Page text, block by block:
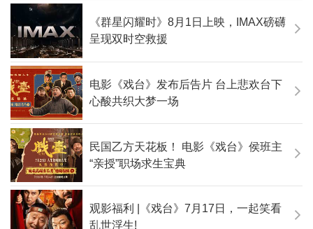
《群星闪耀时》8月1日上映，IMAX磅礴
呈现双时空救援
电影《戏台》发布后告片 台上悲欢台下
心酸共织大梦一场
民国乙方天花板！ 电影《戏台》侯班主
“亲授”职场求生宝典
观影福利 |《戏台》7月17日，一起笑看
乱世浮生!